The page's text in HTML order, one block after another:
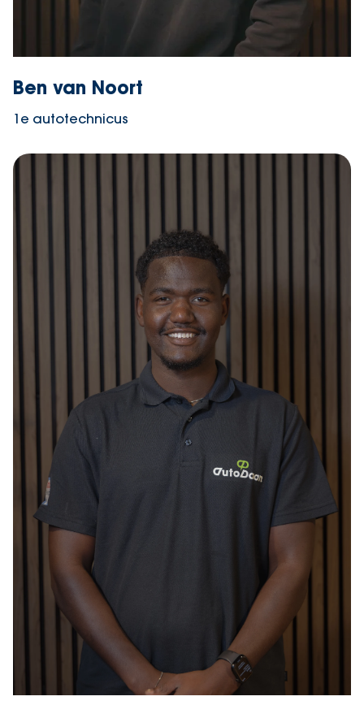
Ben van Noort
1e autotechnicus